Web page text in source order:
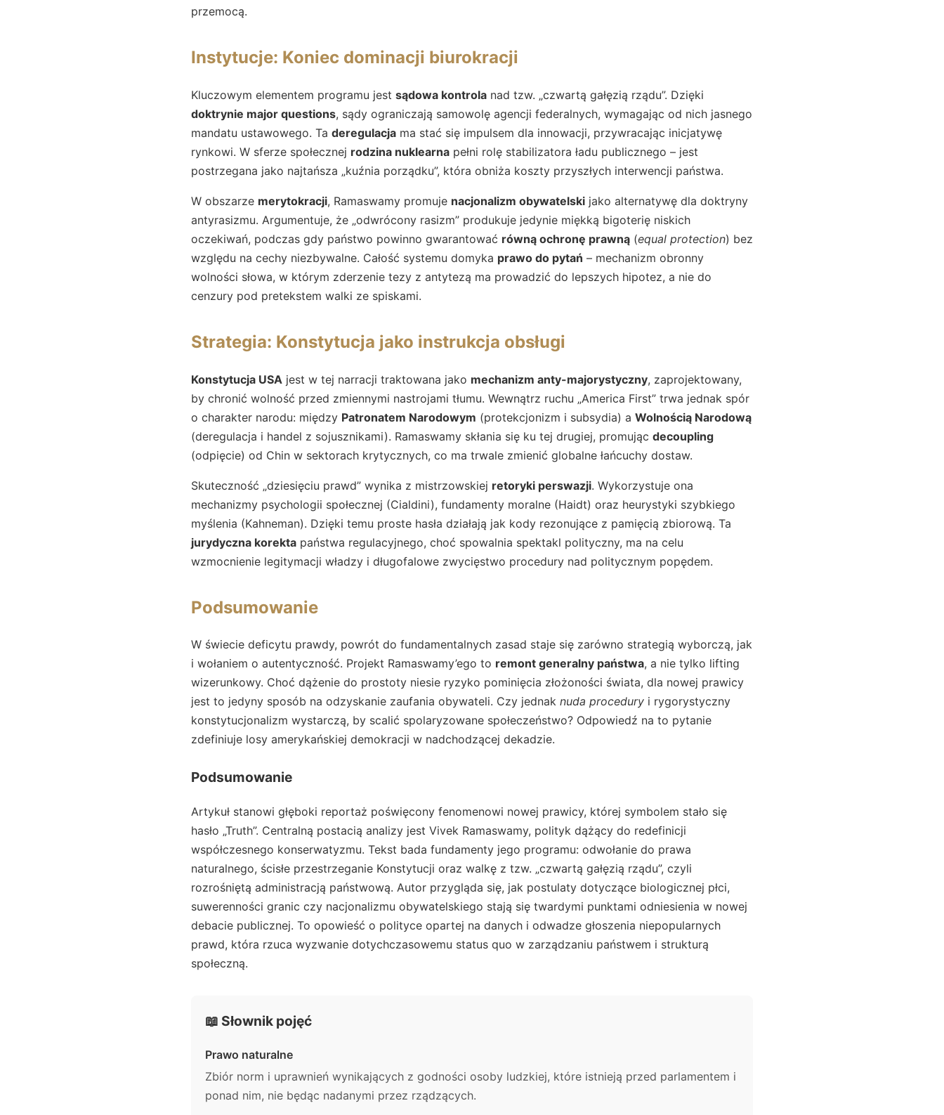
przemocą.
Instytucje: Koniec dominacji biurokracji
Kluczowym elementem programu jest sądowa kontrola nad tzw. „czwartą gałęzią rządu”. Dzięki
doktrynie major questions, sądy ograniczają samowolę agencji federalnych, wymagając od nich jasnego
mandatu ustawowego. Ta deregulacja ma stać się impulsem dla innowacji, przywracając inicjatywę
rynkowi. W sferze społecznej rodzina nuklearna pełni rolę stabilizatora ładu publicznego – jest
postrzegana jako najtańsza „kuźnia porządku”, która obniża koszty przyszłych interwencji państwa.
W obszarze merytokracji, Ramaswamy promuje nacjonalizm obywatelski jako alternatywę dla doktryny
antyrasizmu. Argumentuje, że „odwrócony rasizm” produkuje jedynie miękką bigoterię niskich
oczekiwań, podczas gdy państwo powinno gwarantować równą ochronę prawną (equal protection) bez
względu na cechy niezbywalne. Całość systemu domyka prawo do pytań – mechanizm obronny
wolności słowa, w którym zderzenie tezy z antytezą ma prowadzić do lepszych hipotez, a nie do
cenzury pod pretekstem walki ze spiskami.
Strategia: Konstytucja jako instrukcja obsługi
Konstytucja USA jest w tej narracji traktowana jako mechanizm anty-majorystyczny, zaprojektowany,
by chronić wolność przed zmiennymi nastrojami tłumu. Wewnątrz ruchu „America First” trwa jednak spór
o charakter narodu: między Patronatem Narodowym (protekcjonizm i subsydia) a Wolnością Narodową
(deregulacja i handel z sojusznikami). Ramaswamy skłania się ku tej drugiej, promując decoupling
(odpięcie) od Chin w sektorach krytycznych, co ma trwale zmienić globalne łańcuchy dostaw.
Skuteczność „dziesięciu prawd” wynika z mistrzowskiej retoryki perswazji. Wykorzystuje ona
mechanizmy psychologii społecznej (Cialdini), fundamenty moralne (Haidt) oraz heurystyki szybkiego
myślenia (Kahneman). Dzięki temu proste hasła działają jak kody rezonujące z pamięcią zbiorową. Ta
jurydyczna korekta państwa regulacyjnego, choć spowalnia spektakl polityczny, ma na celu
wzmocnienie legitymacji władzy i długofalowe zwycięstwo procedury nad politycznym popędem.
Podsumowanie
W świecie deficytu prawdy, powrót do fundamentalnych zasad staje się zarówno strategią wyborczą, jak
i wołaniem o autentyczność. Projekt Ramaswamy’ego to remont generalny państwa, a nie tylko lifting
wizerunkowy. Choć dążenie do prostoty niesie ryzyko pominięcia złożoności świata, dla nowej prawicy
jest to jedyny sposób na odzyskanie zaufania obywateli. Czy jednak nuda procedury i rygorystyczny
konstytucjonalizm wystarczą, by scalić spolaryzowane społeczeństwo? Odpowiedź na to pytanie
zdefiniuje losy amerykańskiej demokracji w nadchodzącej dekadzie.
Podsumowanie
Artykuł stanowi głęboki reportaż poświęcony fenomenowi nowej prawicy, której symbolem stało się
hasło „Truth”. Centralną postacią analizy jest Vivek Ramaswamy, polityk dążący do redefinicji
współczesnego konserwatyzmu. Tekst bada fundamenty jego programu: odwołanie do prawa
naturalnego, ścisłe przestrzeganie Konstytucji oraz walkę z tzw. „czwartą gałęzią rządu”, czyli
rozrośniętą administracją państwową. Autor przygląda się, jak postulaty dotyczące biologicznej płci,
suwerenności granic czy nacjonalizmu obywatelskiego stają się twardymi punktami odniesienia w nowej
debacie publicznej. To opowieść o polityce opartej na danych i odwadze głoszenia niepopularnych
prawd, która rzuca wyzwanie dotychczasowemu status quo w zarządzaniu państwem i strukturą
społeczną.
📖 Słownik pojęć
Prawo naturalne
Zbiór norm i uprawnień wynikających z godności osoby ludzkiej, które istnieją przed parlamentem i
ponad nim, nie będąc nadanymi przez rządzących.